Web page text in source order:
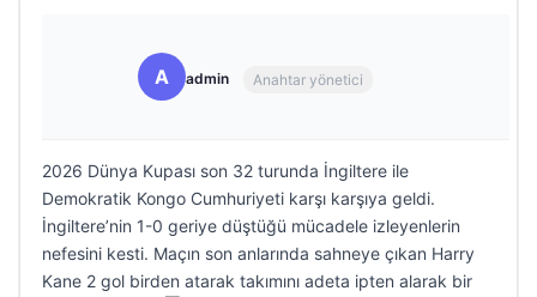
A admin Anahtar yönetici
2026 Dünya Kupası son 32 turunda İngiltere ile
Demokratik Kongo Cumhuriyeti karşı karşıya geldi.
İngiltere’nin 1-0 geriye düştüğü mücadele izleyenlerin
nefesini kesti. Maçın son anlarında sahneye çıkan Harry
Kane 2 gol birden atarak takımını adeta ipten alarak bir